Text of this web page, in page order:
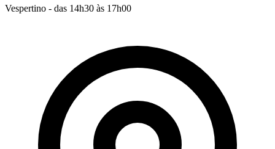
Vespertino - das 14h30 às 17h00